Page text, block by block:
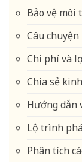
Bảo vệ môi
Câu
Chi phí và
Chia sẻ
Hướng dẫn
Lộ trình
Phân tích